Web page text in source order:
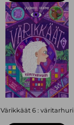
Värikkäät 6 : väritarhuri